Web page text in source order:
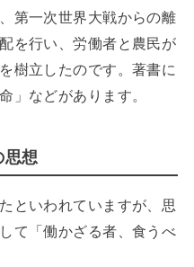
第一次世界大戦からの離
を行い、労働者と農民が
樹立したのです。著書に
」などがあります。
思想
といわれていますが、思
て「働かざる者、食うべ